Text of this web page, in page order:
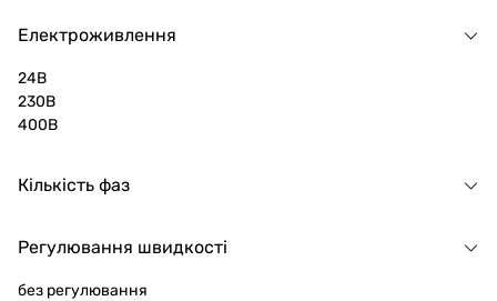
Електроживлення
24В
230В
400В
Кількість фаз
Регулювання швидкості
без регулювання